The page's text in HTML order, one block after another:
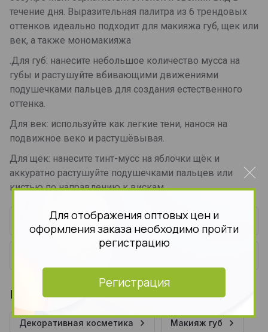
Для отображения оптовых цен и
оформления заказа необходимо пройти
регистрацию
Регистрация
течение дня. Выразительная палитра из 6 трендовых
оттенков идеально подходит для макияжа губ, щек или
век, а также мономакияжа
.Для губ: нанесите небольшое количество мусса на
губы и растушуйте вбивающими движениями
подушечками пальцев для создания естественного
оттенка.
Для век: используйте как легкие тени, нанося на
подвижное веко и растушёвывая.
Для щек: нанесите тинт-мусс на яблочки щёк и
аккуратно растушуйте подушечками пальцев или
кистью по направлению к вискам.
Параметры
Находится в разделах
Декоративная косметика Макияж губ